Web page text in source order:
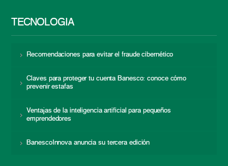
TECNOLOGÍA
Recomendaciones para evitar el fraude cibernético
Claves para proteger tu cuenta Banesco: conoce cómo
prevenir estafas
Ventajas de la inteligencia artificial para pequeños
emprendedores
BanescoInnova anuncia su tercera edición